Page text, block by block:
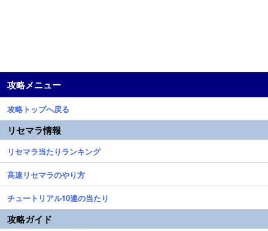
攻略メニュー
攻略トップへ戻る
リセマラ情報
リセマラ当たりランキング
高速リセマラのやり方
チュートリアル10連の当たり
攻略ガイド